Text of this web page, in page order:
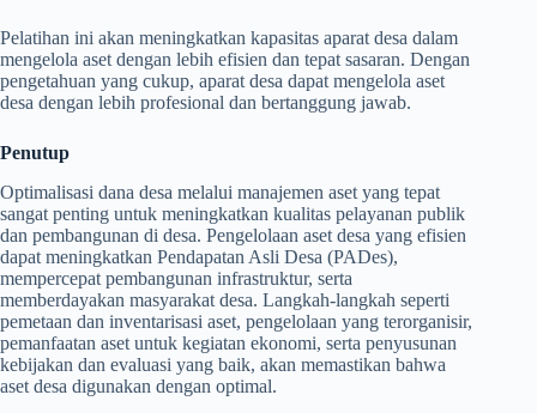
Pelatihan ini akan meningkatkan kapasitas aparat desa dalam
mengelola aset dengan lebih efisien dan tepat sasaran. Dengan
pengetahuan yang cukup, aparat desa dapat mengelola aset
desa dengan lebih profesional dan bertanggung jawab.
Penutup
Optimalisasi dana desa melalui manajemen aset yang tepat
sangat penting untuk meningkatkan kualitas pelayanan publik
dan pembangunan di desa. Pengelolaan aset desa yang efisien
dapat meningkatkan Pendapatan Asli Desa (PADes),
mempercepat pembangunan infrastruktur, serta
memberdayakan masyarakat desa. Langkah-langkah seperti
pemetaan dan inventarisasi aset, pengelolaan yang terorganisir,
pemanfaatan aset untuk kegiatan ekonomi, serta penyusunan
kebijakan dan evaluasi yang baik, akan memastikan bahwa
aset desa digunakan dengan optimal.